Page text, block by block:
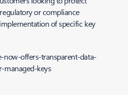
or compliance
of specific key
now-offers-transparent-data-
managed-keys